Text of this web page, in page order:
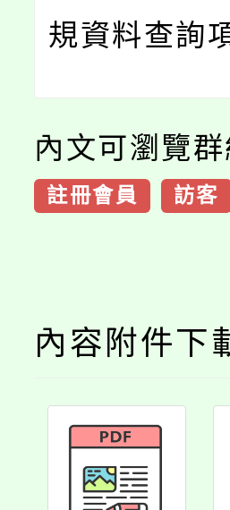
規資料查詢
內文可瀏覽群
註冊會員 訪客
內容附件下